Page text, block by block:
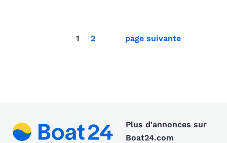
1 2 page suivante
Plus d'annonces sur
Boat24.com